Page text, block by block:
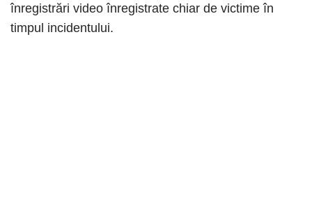
înregistrări video înregistrate chiar de victime în
timpul incidentului.